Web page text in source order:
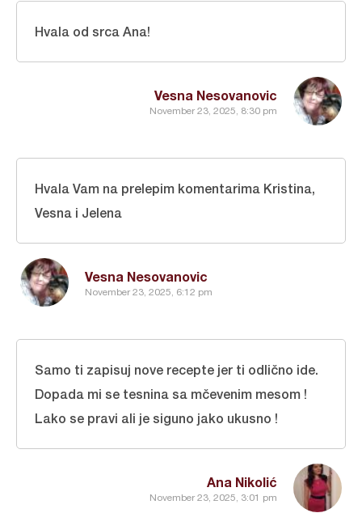
Vesna Nesovanovic
November 23, 2025, 8:30 pm
Hvala od srca Ana!
Vesna Nesovanovic
November 23, 2025, 6:12 pm
Hvala Vam na prelepim komentarima Kristina,
Vesna i Jelena
Ana Nikolić
November 23, 2025, 3:01 pm
Samo ti zapisuj nove recepte jer ti odlično ide.
Dopada mi se tesnina sa mčevenim mesom !
Lako se pravi ali je siguno jako ukusno !